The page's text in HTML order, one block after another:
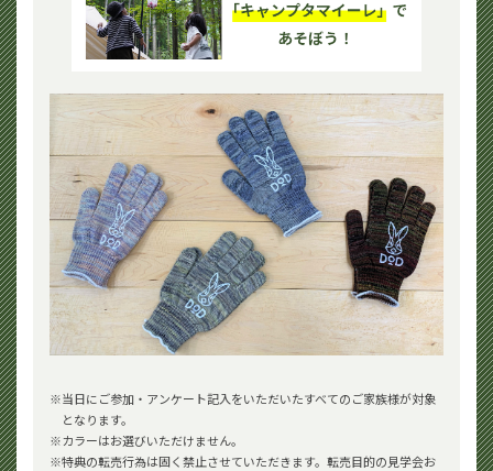
当日にご参加・アンケート記入をいただいたすべてのご家族様が対象
となります。
カラーはお選びいただけません。
特典の転売⾏為は固く禁止させていただきます。転売目的の見学会お